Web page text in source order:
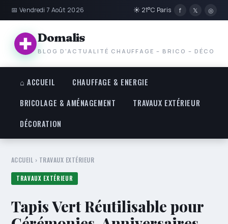
📅 Vendredi 7 Août 2026 ☀ 21°C Paris f 𝕏 ◎
Domalis
BLOG D'ACTUALITÉ CHAUFFAGE – BRICO – DÉCO
⌂ ACCUEIL
CHAUFFAGE & ENERGIE
BRICOLAGE & AMÉNAGEMENT
TRAVAUX EXTÉRIEUR
DÉCORATION
ACCUEIL › TRAVAUX EXTÉRIEUR
TRAVAUX EXTÉRIEUR
Tapis Vert Réutilisable pour